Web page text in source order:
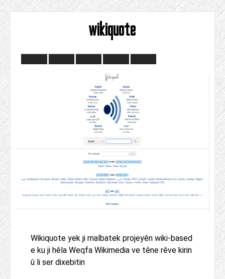
wikiquote
Wikiquote yek ji malbatek projeyên wiki-based
e ku ji hêla Weqfa Wikimedia ve têne rêve kirin
û li ser dixebitin